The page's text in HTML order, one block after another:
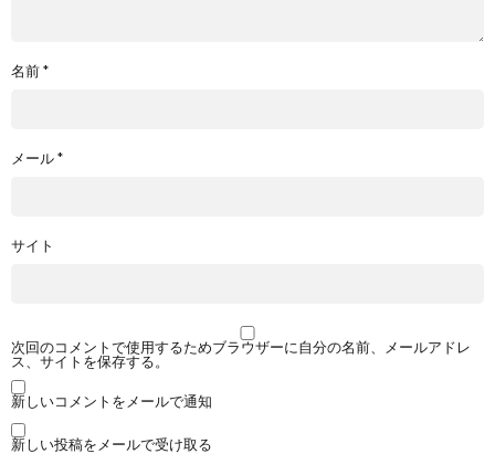
名前*
メール*
サイト
次回のコメントで使用するためブラウザーに自分の名前、メールアドレ
ス、サイトを保存する。
新しいコメントをメールで通知
新しい投稿をメールで受け取る